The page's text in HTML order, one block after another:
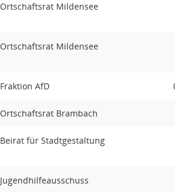
Ortschaftsrat Mildensee
Ortschaftsrat Mildensee
Fraktion AfD
Ortschaftsrat Brambach
Beirat für Stadtgestaltung
Jugendhilfeausschuss